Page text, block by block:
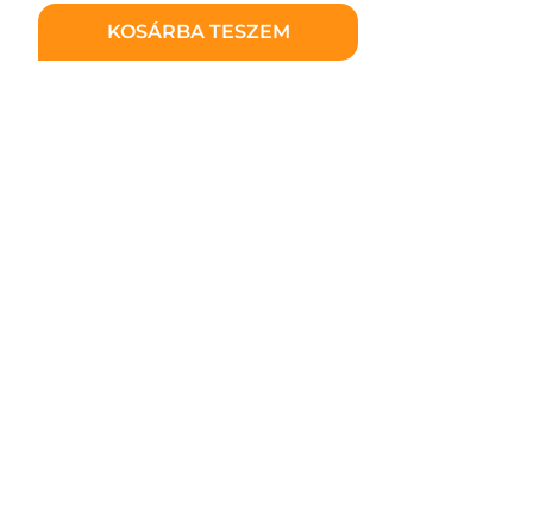
KOSÁRBA TESZEM